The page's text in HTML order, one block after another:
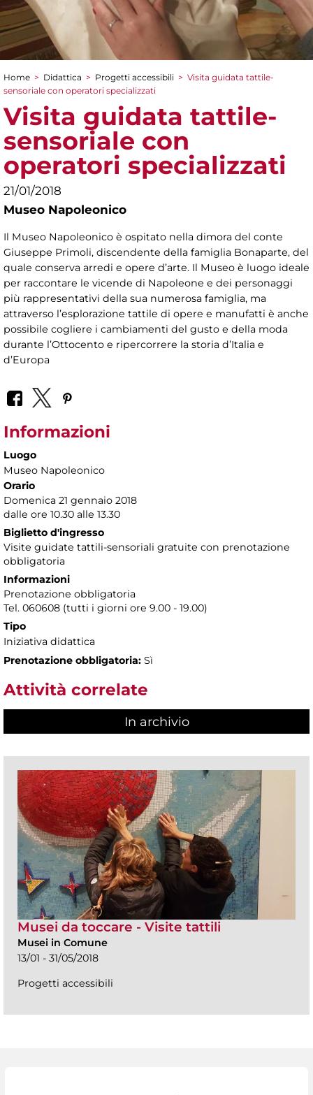
Tu sei qui
Home > Didattica > Progetti accessibili > Visita guidata tattile-
sensoriale con operatori specializzati
Visita guidata tattile-
sensoriale con
operatori specializzati
21/01/2018
Museo Napoleonico
Il Museo Napoleonico è ospitato nella dimora del conte
Giuseppe Primoli, discendente della famiglia Bonaparte, del
quale conserva arredi e opere d’arte. Il Museo è luogo ideale
per raccontare le vicende di Napoleone e dei personaggi
più rappresentativi della sua numerosa famiglia, ma
attraverso l’esplorazione tattile di opere e manufatti è anche
possibile cogliere i cambiamenti del gusto e della moda
durante l’Ottocento e ripercorrere la storia d’Italia e
d’Europa
Informazioni
Luogo
Museo Napoleonico
Orario
Domenica 21 gennaio 2018
dalle ore 10.30 alle 13.30
Biglietto d'ingresso
Visite guidate tattili-sensoriali gratuite con prenotazione
obbligatoria
Informazioni
Prenotazione obbligatoria
Tel. 060608 (tutti i giorni ore 9.00 - 19.00)
Tipo
Iniziativa didattica
Prenotazione obbligatoria: Sì
Attività correlate
In archivio
Musei da toccare - Visite tattili
Musei in Comune
13/01 - 31/05/2018
Progetti accessibili